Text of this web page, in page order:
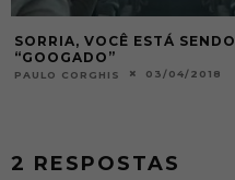
SORRIA, VOCÊ ESTÁ SENDO
“GOOGADO”
PAULO CORGHIS 03/04/2018
2 RESPOSTAS